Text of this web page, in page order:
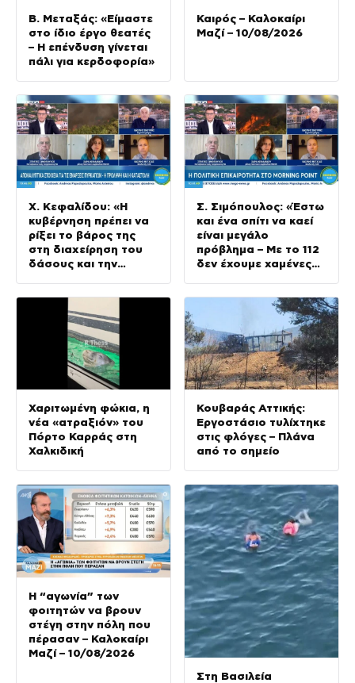
Β. Μεταξάς: «Είμαστε
στο ίδιο έργο θεατές
– Η επένδυση γίνεται
πάλι για κερδοφορία»
Καιρός – Καλοκαίρι
Μαζί – 10/08/2026
Χ. Κεφαλίδου: «Η
κυβέρνηση πρέπει να
ρίξει το βάρος της
στη διαχείρηση του
δάσους και την
Σ. Σιμόπουλος: «Έστω
και ένα σπίτι να καεί
είναι μεγάλο
πρόβλημα – Με το 112
δεν έχουμε χαμένες
Χαριτωμένη φώκια, η
νέα «ατραξιόν» του
Πόρτο Καρράς στη
Χαλκιδική
Κουβαράς Αττικής:
Εργοστάσιο τυλίχτηκε
στις φλόγες – Πλάνα
από το σημείο
Η “αγωνία” των
φοιτητών να βρουν
στέγη στην πόλη που
πέρασαν – Καλοκαίρι
Μαζί – 10/08/2026
Στη Βασιλεία